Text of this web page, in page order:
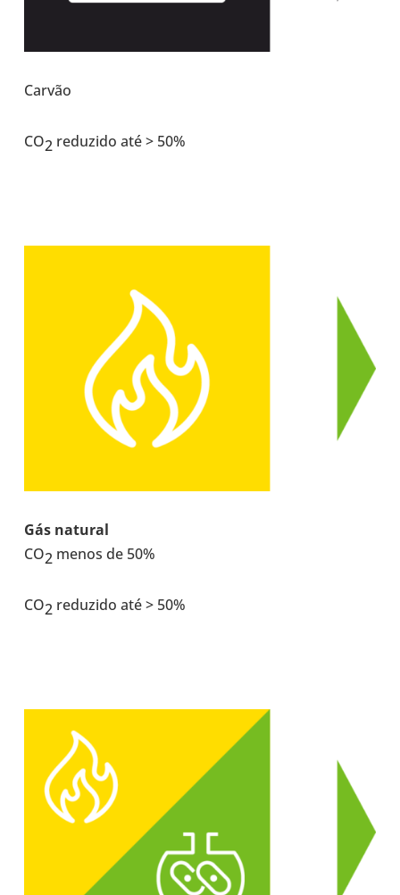
Carvão
CO2 redu­zido até > 50%
Gás natural
CO2 menos de 50%
CO2 redu­zido até > 50%